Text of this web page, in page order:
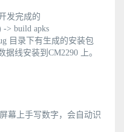
发完成的
-> build apks
目录下有生成的安装包
线安装到CM2290 上。
幕上手写数字，会自动识